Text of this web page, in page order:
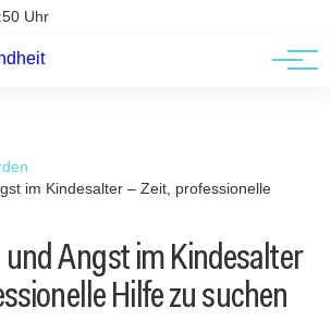
Uhr
im Kindesalter – Zeit, professionelle
Angst im Kindesalter
Hilfe zu suchen